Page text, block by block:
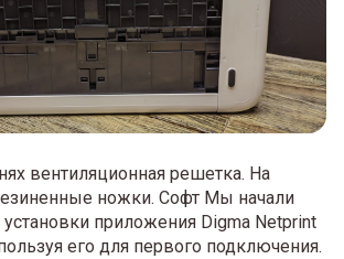
вентиляционная решетка. На
ножки. Софт Мы начали
приложения Digma Netprint
его для первого подключения.